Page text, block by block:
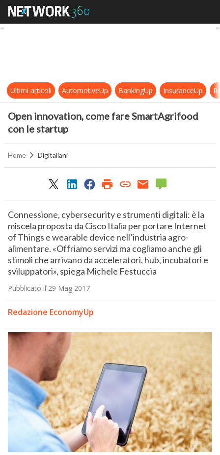
Open innovation, come fare
Ultimi articoli AutomotiveUp BankingUp InsuranceUp
Open innovation, come fare SmartAgrifood
con le startup
Home Digitaliani
Connessione, cybersecurity e strumenti digitali: è la
miscela proposta da Cisco Italia per portare Internet
of Things e wearable device nell’industria agro-
alimentare. «Offriamo servizi ma cogliamo anche gli
stimoli che arrivano da acceleratori, hub, incubatori e
sviluppatori», spiega Michele Festuccia
Pubblicato il 29 Mag 2017
Redazione EconomyUp